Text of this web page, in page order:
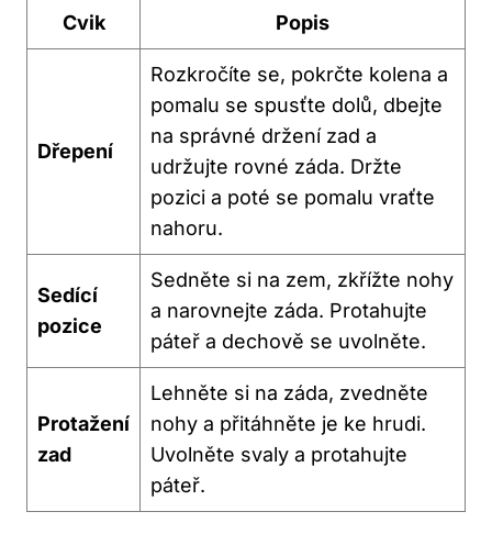
Cvik Popis
Dřepení
Rozkročíte se, pokrčte kolena a
pomalu se spusťte dolů, dbejte
na správné držení zad a
udržujte rovné záda. Držte
pozici a poté se pomalu vraťte
nahoru.
Sedící
pozice
Sedněte si na zem, zkřížte nohy
a narovnejte záda. Protahujte
páteř a dechově se uvolněte.
Protažení
zad
Lehněte si na záda, zvedněte
nohy a přitáhněte je ke hrudi.
Uvolněte svaly a protahujte
páteř.